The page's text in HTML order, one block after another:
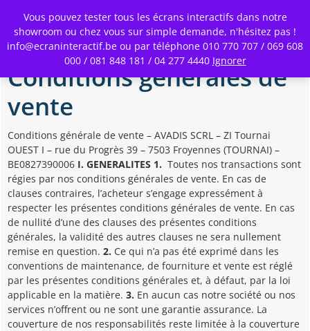
Vous pouvez tester tous les écrans interactifs dans notre
showroom ou chez vous sur simple demande, n'hésitez pas !
info@ecraninteractif.be ou par téléphone 010 770 707 / 069 608
000 / 081 848 181 / 04 277 4440 Ignorer
Skip
main
Menu
Conditions générales de
vente
Conditions générale de vente – AVADIS SCRL – ZI Tournai
OUEST I – rue du Progrès 39 – 7503 Froyennes (TOURNAI) –
BE0827390006 I. GENERALITES 1. Toutes nos transactions sont
régies par nos conditions générales de vente. En cas de
clauses contraires, l’acheteur s’engage expressément à
respecter les présentes conditions générales de vente. En cas
de nullité d’une des clauses des présentes conditions
générales, la validité des autres clauses ne sera nullement
remise en question. 2. Ce qui n’a pas été exprimé dans les
conventions de maintenance, de fourniture et vente est réglé
par les présentes conditions générales et, à défaut, par la loi
applicable en la matière. 3. En aucun cas notre société ou nos
services n’offrent ou ne sont une garantie assurance. La
couverture de nos responsabilités reste limitée à la couverture